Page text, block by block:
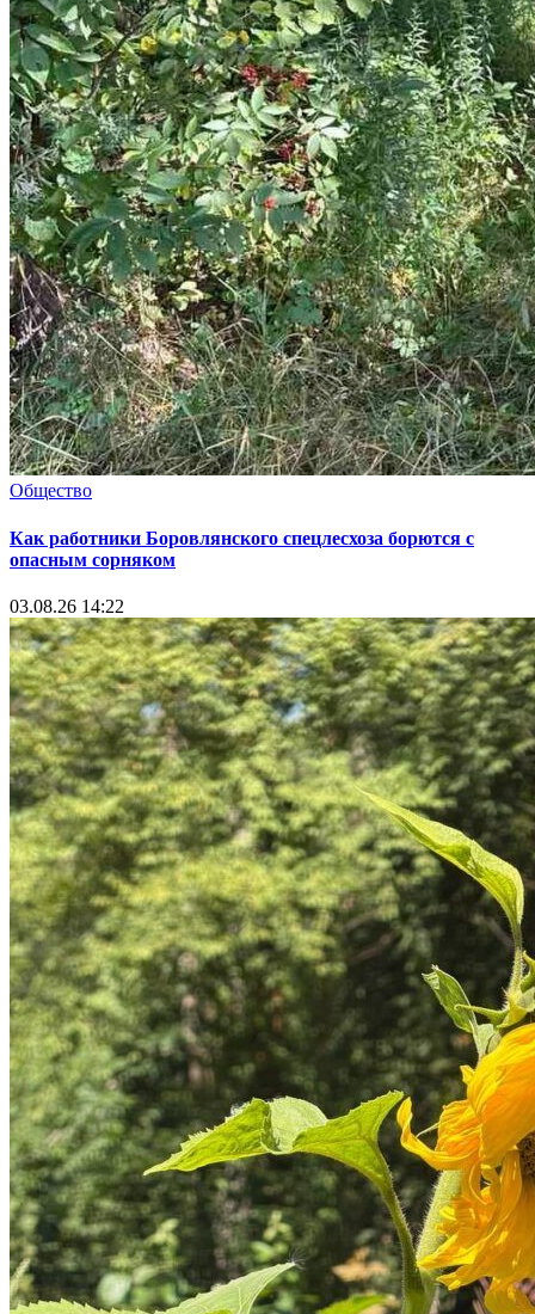
Общество
Как работники Боровлянского спецлесхоза борются с
опасным сорняком
03.08.26 14:22